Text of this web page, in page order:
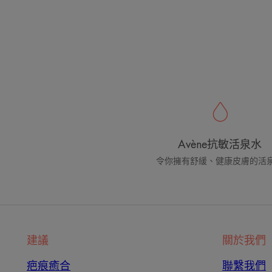
Avène抗敏活泉水
令你擁有舒緩、健康皮膚的活
建議
疤痕癒合
關於我們
聯繫我們